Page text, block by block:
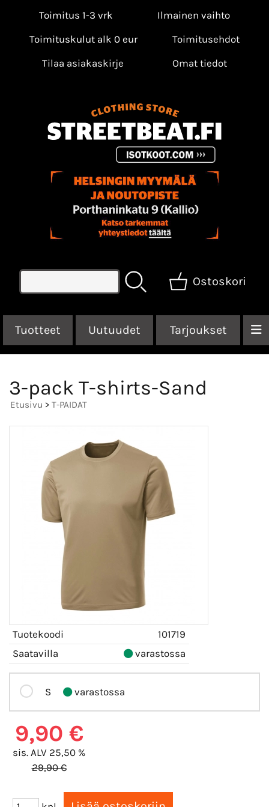
Toimitus 1-3 vrk
Ilmainen vaihto
Toimituskulut alk 0 eur
Toimitusehdot
Tilaa asiakaskirje
Omat tiedot
Ostoskori
Tuotteet Uutuudet Tarjoukset
3-pack T-shirts-Sand
Etusivu > T-PAIDAT
Tuotekoodi
101719
Saatavilla
varastossa
S varastossa
9,90 €
sis. ALV 25,50 %
29,90 €